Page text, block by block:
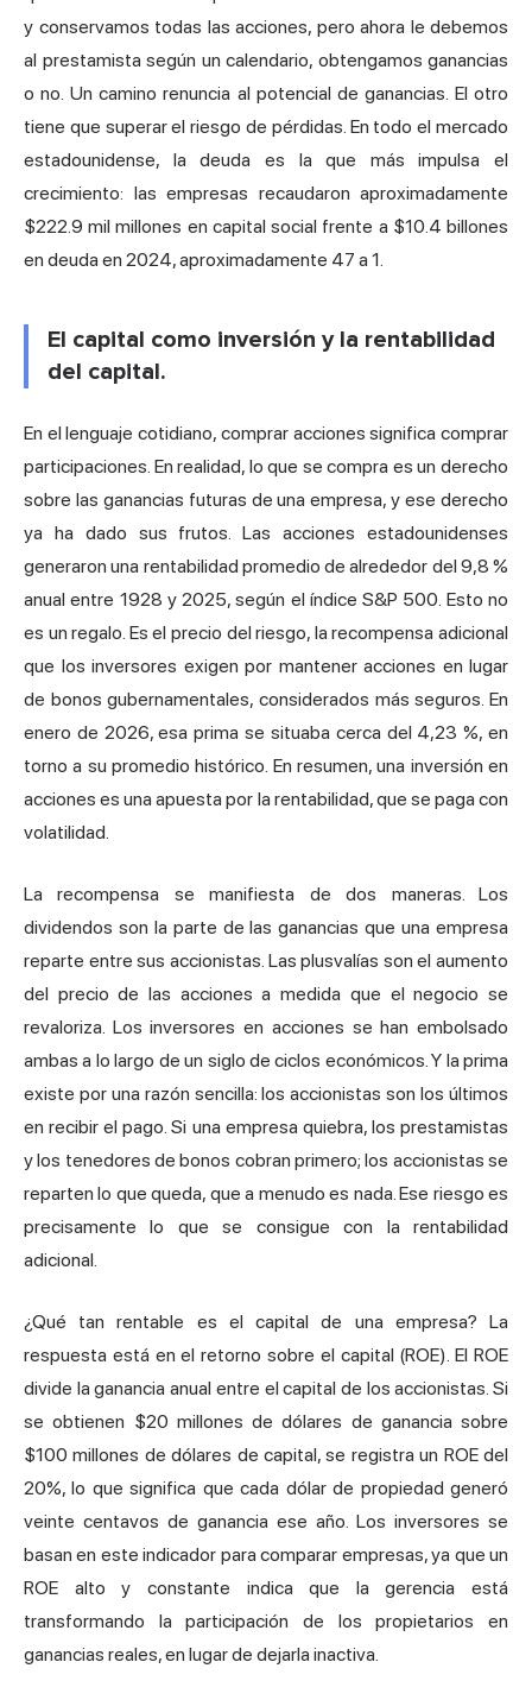
y conservamos todas las acciones, pero ahora le debemos
al prestamista según un calendario, obtengamos ganancias
o no. Un camino renuncia al potencial de ganancias. El otro
tiene que superar el riesgo de pérdidas. En todo el mercado
estadounidense, la deuda es la que más impulsa el
crecimiento: las empresas recaudaron aproximadamente
$222.9 mil millones en capital social frente a $10.4 billones
en deuda en 2024, aproximadamente 47 a 1.
El capital como inversión y la rentabilidad
del capital.
En el lenguaje cotidiano, comprar acciones significa comprar
participaciones. En realidad, lo que se compra es un derecho
sobre las ganancias futuras de una empresa, y ese derecho
ya ha dado sus frutos. Las acciones estadounidenses
generaron una rentabilidad promedio de alrededor del 9,8 %
anual entre 1928 y 2025, según el índice S&P 500. Esto no
es un regalo. Es el precio del riesgo, la recompensa adicional
que los inversores exigen por mantener acciones en lugar
de bonos gubernamentales, considerados más seguros. En
enero de 2026, esa prima se situaba cerca del 4,23 %, en
torno a su promedio histórico. En resumen, una inversión en
acciones es una apuesta por la rentabilidad, que se paga con
volatilidad.
La recompensa se manifiesta de dos maneras. Los
dividendos son la parte de las ganancias que una empresa
reparte entre sus accionistas. Las plusvalías son el aumento
del precio de las acciones a medida que el negocio se
revaloriza. Los inversores en acciones se han embolsado
ambas a lo largo de un siglo de ciclos económicos. Y la prima
existe por una razón sencilla: los accionistas son los últimos
en recibir el pago. Si una empresa quiebra, los prestamistas
y los tenedores de bonos cobran primero; los accionistas se
reparten lo que queda, que a menudo es nada. Ese riesgo es
precisamente lo que se consigue con la rentabilidad
adicional.
¿Qué tan rentable es el capital de una empresa? La
respuesta está en el retorno sobre el capital (ROE). El ROE
divide la ganancia anual entre el capital de los accionistas. Si
se obtienen $20 millones de dólares de ganancia sobre
$100 millones de dólares de capital, se registra un ROE del
20%, lo que significa que cada dólar de propiedad generó
veinte centavos de ganancia ese año. Los inversores se
basan en este indicador para comparar empresas, ya que un
ROE alto y constante indica que la gerencia está
transformando la participación de los propietarios en
ganancias reales, en lugar de dejarla inactiva.